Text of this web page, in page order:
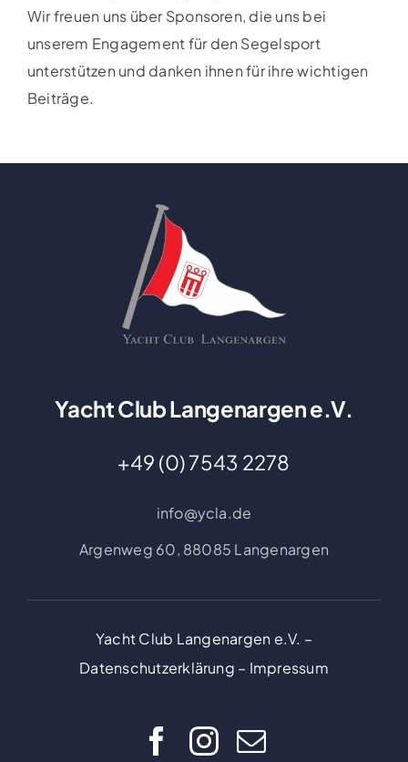
Wir freuen uns über Sponsoren, die uns bei
unserem Engagement für den Segelsport
unterstützen und danken ihnen für ihre wichtigen
Beiträge.
Yacht Club Langenargen e.V.
+49 (0) 7543 2278
info@ycla.de
Argenweg 60, 88085 Langenargen
Yacht Club Langenargen e.V. –
Datenschutzerklärung – Impressum